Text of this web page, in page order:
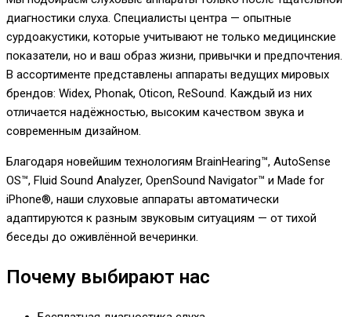
диагностики слуха. Специалисты центра — опытные
сурдоакустики, которые учитывают не только медицинские
показатели, но и ваш образ жизни, привычки и предпочтения.
В ассортименте представлены аппараты ведущих мировых
брендов: Widex, Phonak, Oticon, ReSound. Каждый из них
отличается надёжностью, высоким качеством звука и
современным дизайном.
Благодаря новейшим технологиям BrainHearing™, AutoSense
OS™, Fluid Sound Analyzer, OpenSound Navigator™ и Made for
iPhone®, наши слуховые аппараты автоматически
адаптируются к разным звуковым ситуациям — от тихой
беседы до оживлённой вечеринки.
Почему выбирают нас